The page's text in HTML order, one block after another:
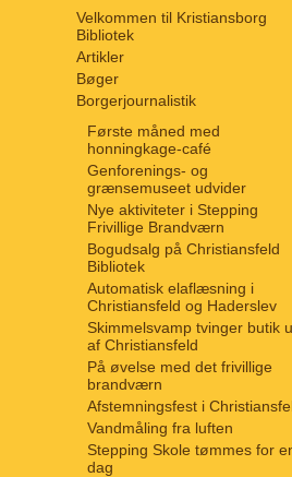
Velkommen til Kristiansborg
Bibliotek
Artikler
Bøger
Borgerjournalistik
Første måned med
honningkage-café
Genforenings- og
grænsemuseet udvider
Nye aktiviteter i Stepping
Frivillige Brandværn
Bogudsalg på Christiansfeld
Bibliotek
Automatisk elaflæsning i
Christiansfeld og Haderslev
Skimmelsvamp tvinger butik
af Christiansfeld
På øvelse med det frivillige
brandværn
Afstemningsfest i
Vandmåling fra luften
Stepping Skole tømmes for
dag